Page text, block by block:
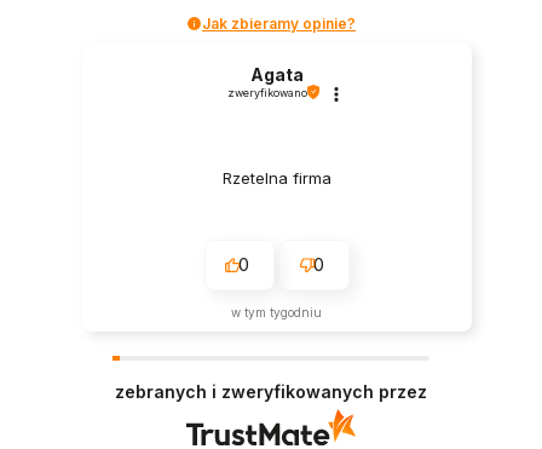
Jak zbieramy opinie?
Agata
zweryfikowano
Rzetelna firma
0 0
w tym tygodniu
zebranych i zweryfikowanych przez